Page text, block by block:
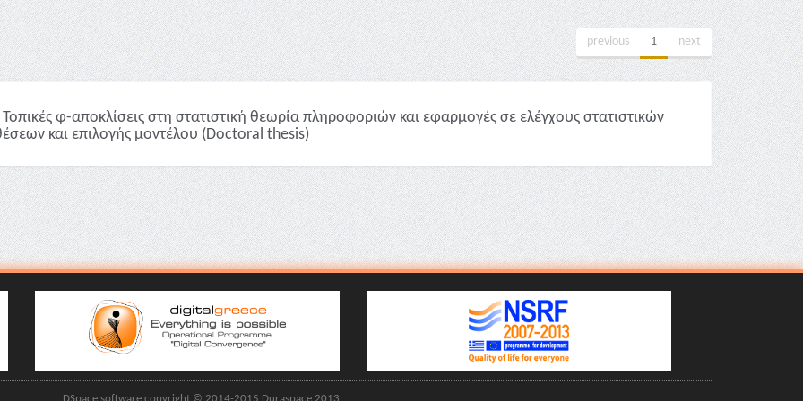
previous 1 next
φ-αποκλίσεις στη στατιστική θεωρία πληροφοριών και εφαρμογές σε ελέγχους στατιστικών
και επιλογής μοντέλου (Doctoral thesis)